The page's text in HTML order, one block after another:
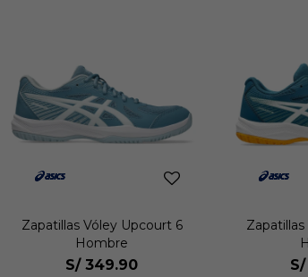
Zapatillas Vóley Upcourt 6
Hombre
S/ 349.90 S/